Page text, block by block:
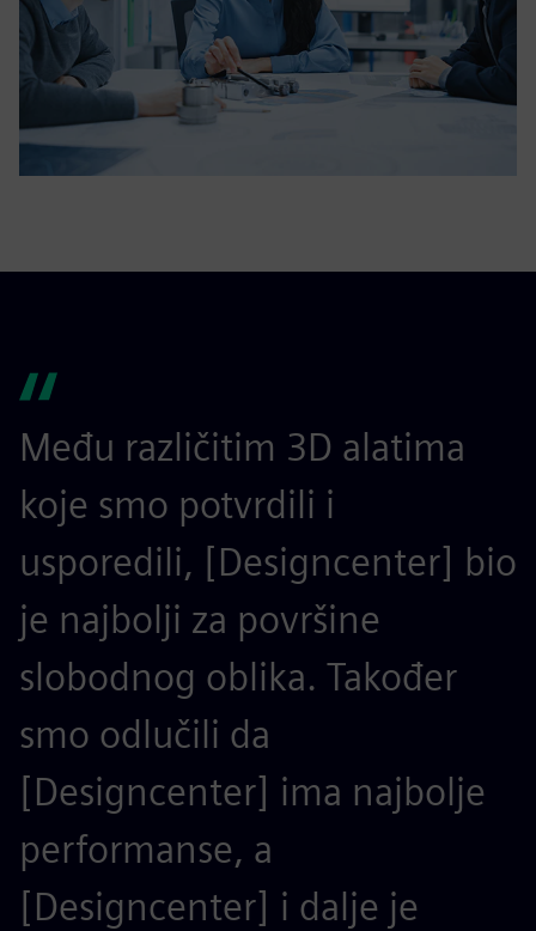
Među različitim 3D alatima
koje smo potvrdili i
usporedili, [Designcenter] bio
je najbolji za površine
slobodnog oblika. Također
smo odlučili da
[Designcenter] ima najbolje
performanse, a
[Designcenter] i dalje je